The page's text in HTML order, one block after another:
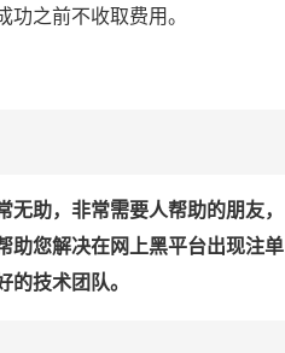
之前不收取费用。
助，非常需要人帮助的朋友，
助您解决在网上黑平台出现注单
技术团队。